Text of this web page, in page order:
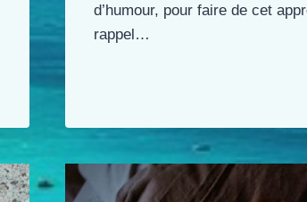
d’humour, pour faire de cet
rappel…